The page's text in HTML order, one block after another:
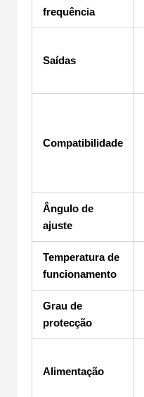
frequência
Saídas
Compatibilidade
Ângulo de
ajuste
Temperatura de
funcionamento
Grau de
protecção
Alimentação